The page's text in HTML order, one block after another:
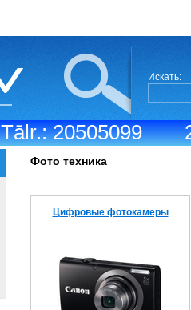
Tālr.: 20505099
Искать:
Фото техника
Цифровые фотокамеры